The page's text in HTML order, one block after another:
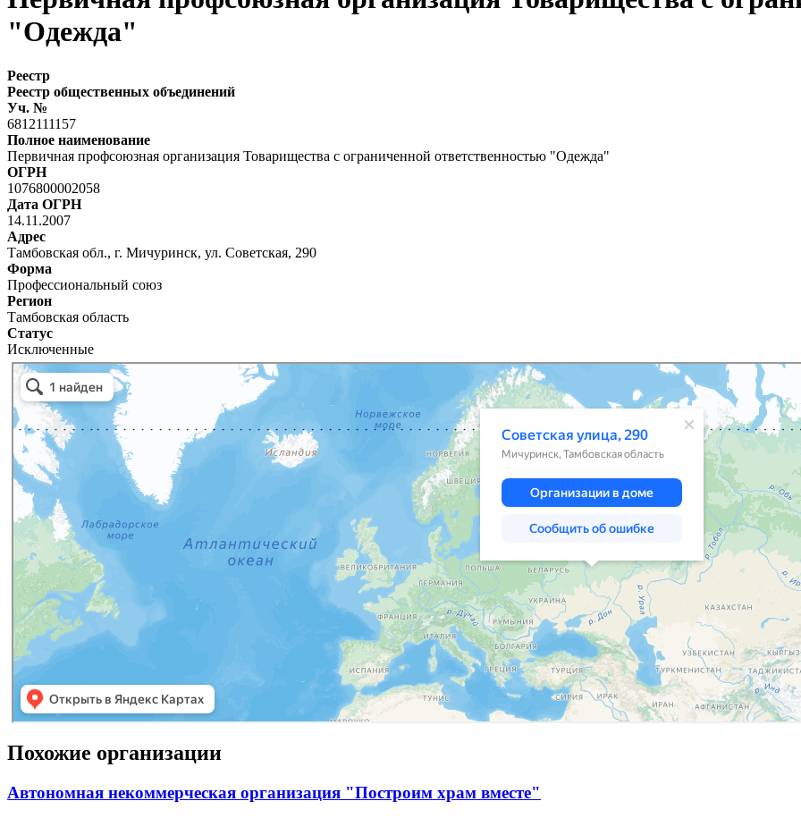
"Одежда"
Реестр
Реестр общественных объединений
Уч. №
6812111157
Полное наименование
Первичная профсоюзная организация Товарищества с ограниченной ответственностью "Одежда"
ОГРН
1076800002058
Дата ОГРН
14.11.2007
Адрес
Тамбовская обл., г. Мичуринск, ул. Советская, 290
Форма
Профессиональный союз
Регион
Тамбовская область
Статус
Исключенные
Похожие организации
Автономная некоммерческая организация "Построим храм вместе"